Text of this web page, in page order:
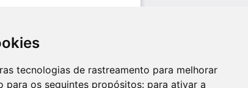
tecnologias de rastreamento para melhorar
para os seguintes propósitos: para ativar a